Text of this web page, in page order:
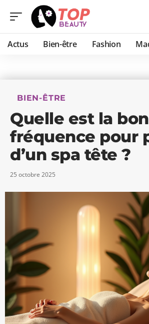
Actus Bien-être Fashion
BIEN-ÊTRE
Quelle est la
fréquence pour
d’un spa tête ?
25 octobre 2025